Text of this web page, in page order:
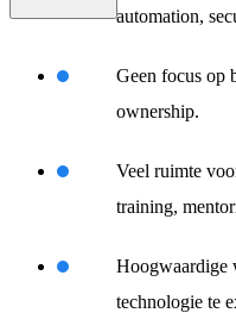
automation,
Geen focus op
ownership.
Veel ruimte
training,
Hoogwaardige
technologie te